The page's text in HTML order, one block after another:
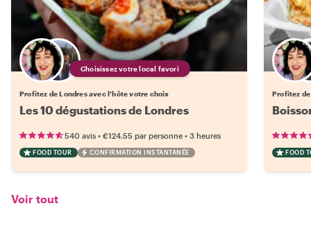
Choisissez votre local favori
Profitez de Londres avec l'hôte votre choix
Les 10 dégustations de Londres
540 avis • €124.55 par personne • 3 heures
FOOD TOUR CONFIRMATION INSTANTANÉE
Profitez
FOOD
Voir tout